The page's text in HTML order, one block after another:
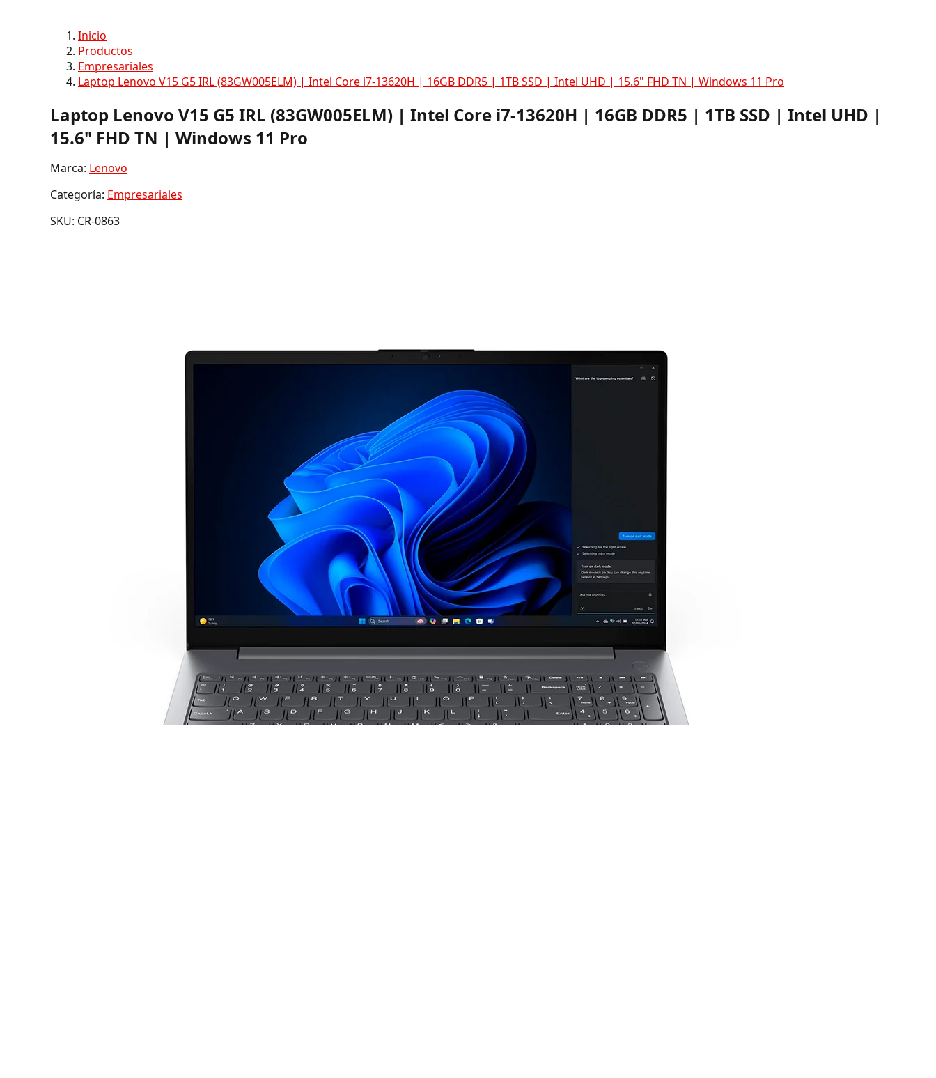
Inicio
Productos
Empresariales
Laptop Lenovo V15 G5 IRL (83GW005ELM) | Intel Core i7-13620H | 16GB DDR5 | 1TB SSD | Intel UHD | 15.6" FHD TN | Windows 11 Pro
Laptop Lenovo V15 G5 IRL (83GW005ELM) | Intel Core i7-13620H | 16GB DDR5 | 1TB SSD | Intel UHD |
15.6" FHD TN | Windows 11 Pro
Marca: Lenovo
Categoría: Empresariales
SKU: CR-0863